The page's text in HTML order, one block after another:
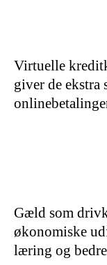
Virtuelle
giver de ekstra
Gæld som
økonomiske
læring og